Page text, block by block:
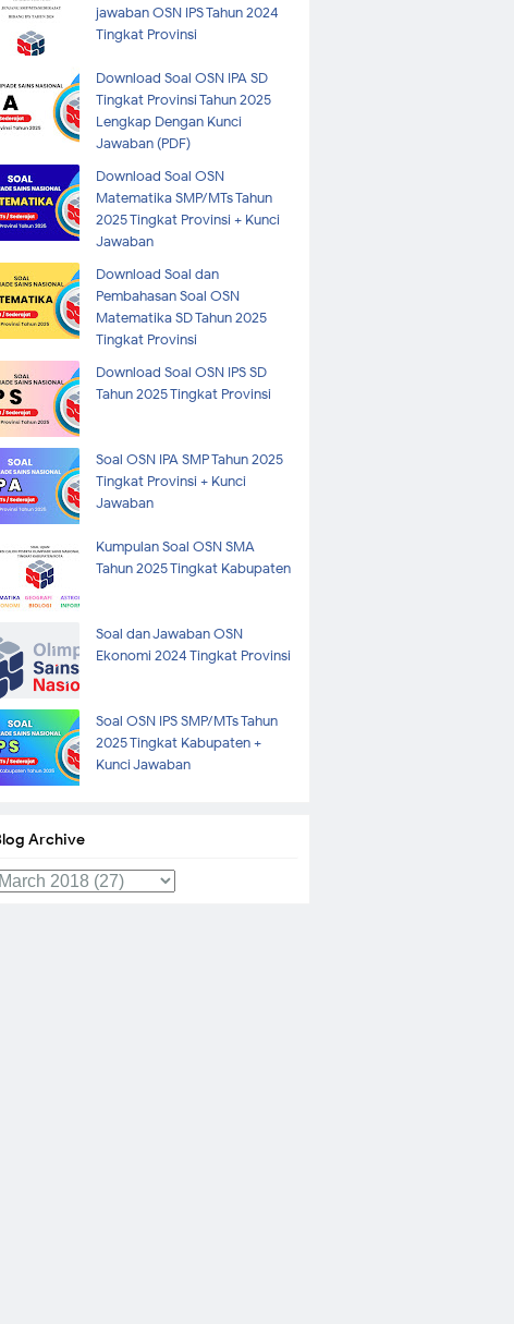
jawaban OSN IPS Tahun 2024
Tingkat Provinsi
Download Soal OSN IPA SD
Tingkat Provinsi Tahun 2025
Lengkap Dengan Kunci
Jawaban (PDF)
Download Soal OSN
Matematika SMP/MTs Tahun
2025 Tingkat Provinsi + Kunci
Jawaban
Download Soal dan
Pembahasan Soal OSN
Matematika SD Tahun 2025
Tingkat Provinsi
Download Soal OSN IPS SD
Tahun 2025 Tingkat Provinsi
Soal OSN IPA SMP Tahun 2025
Tingkat Provinsi + Kunci
Jawaban
Kumpulan Soal OSN SMA
Tahun 2025 Tingkat Kabupaten
Soal dan Jawaban OSN
Ekonomi 2024 Tingkat Provinsi
Soal OSN IPS SMP/MTs Tahun
2025 Tingkat Kabupaten +
Kunci Jawaban
Archive